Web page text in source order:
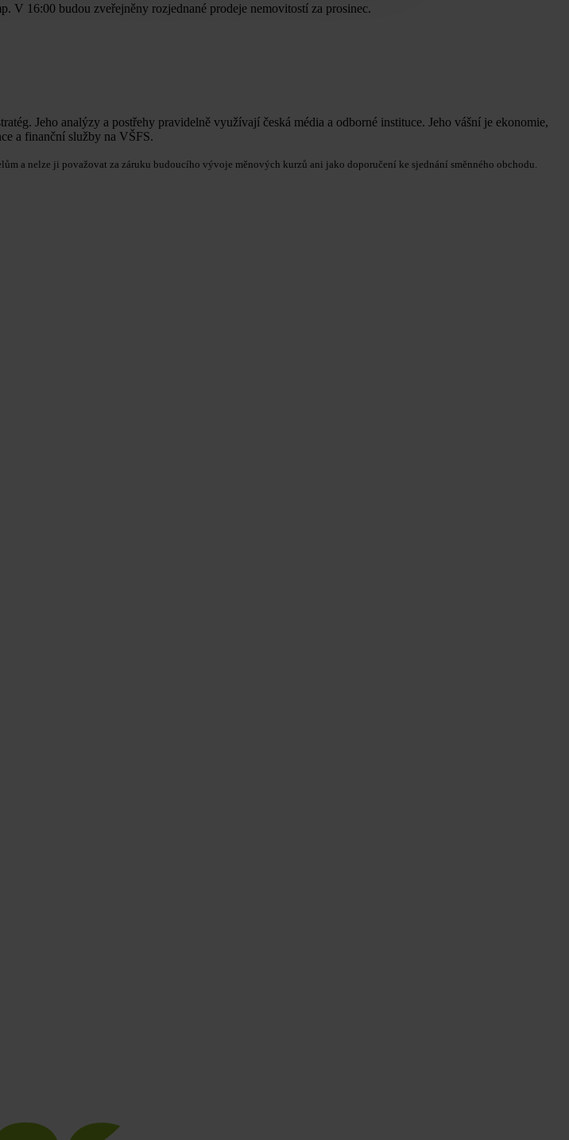
16:00 budou zveřejněny rozjednané prodeje nemovitostí za prosinec.
Jeho analýzy a postřehy pravidelně využívají česká média a odborné instituce. Jeho vášní je ekonomie,
a finanční služby na VŠFS.
a nelze ji považovat za záruku budoucího vývoje měnových kurzů ani jako doporučení ke sjednání směnného obchodu.